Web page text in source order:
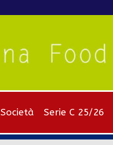
Società Serie C 25/26